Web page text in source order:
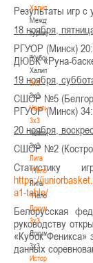
Халипского"
Международный
турнир
-
"Кубок
Халипского"
3x3
3x3
Чемпионат
3х3
Чемпионат
3х3
Лига
"Палова"
Лига
"Палова"
Документы
3х3
Документы
3х3
История
Результаты игр
18 ноября,
РГУОР (Минск)
ДЮБК «Руна-
19 ноября,
СШОР №5
РГУОР (Минск)
20 ноября,
СШОР №2
https://
a1-table/
Белорусская
руководству
«Кубок Феникса»
данных